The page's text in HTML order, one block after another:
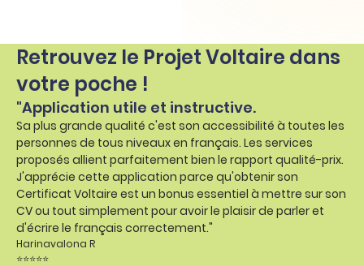
Retrouvez le Projet Voltaire dans
votre poche !
"Application utile et instructive.
Sa plus grande qualité c'est son accessibilité à toutes les
personnes de tous niveaux en français. Les services
proposés allient parfaitement bien le rapport qualité-prix.
J'apprécie cette application parce qu'obtenir son
Certificat Voltaire est un bonus essentiel à mettre sur son
CV ou tout simplement pour avoir le plaisir de parler et
d'écrire le français correctement."
Harinavalona R
⭐⭐⭐⭐⭐